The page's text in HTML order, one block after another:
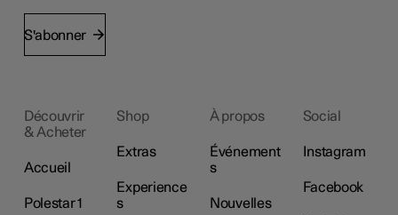
S'abonner
Découvrir
& Acheter
Accueil
Polestar 1
Shop
Extras
Experience
s
À propos
Événement
s
Nouvelles
Social
Instagram
Facebook